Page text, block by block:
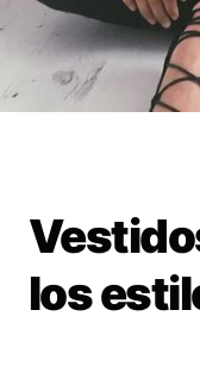
los